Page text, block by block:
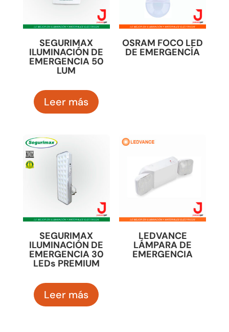
SEGURIMAX
ILUMINACIÓN DE
EMERGENCIA 50
LUM
Leer más
OSRAM FOCO LED
DE EMERGENCÍA
SEGURIMAX
ILUMINACIÓN DE
EMERGENCIA 30
LEDs PREMIUM
Leer más
LEDVANCE
LÁMPARA DE
EMERGENCIA